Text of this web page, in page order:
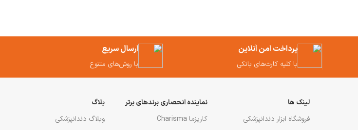
پرداخت امن آنلاین
با کلیه کارت‌های بانکی
ارسال سریع
با روش‌های متنوع
لینک ها
فروشگاه ابزار دندانپزشکی
نماینده انحصاری برندهای برتر
کاریزما Charisma
بلاگ
وبلاگ دندانپزشکی